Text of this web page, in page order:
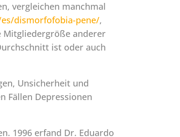
vergleichen manchmal
dismorfofobia-pene/,
Mitgliedergröße anderer
ist oder auch
Unsicherheit und
Fällen Depressionen
1996 erfand Dr. Eduardo